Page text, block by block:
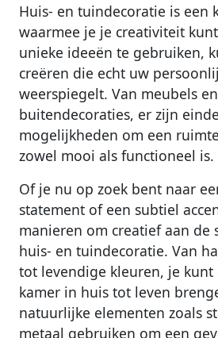
Huis- en tuindecoratie is een
waarmee je je creativiteit
unieke ideeën te gebruiken,
creëren die echt uw
weerspiegelt. Van meubels en
buitendecoraties, er zijn
mogelijkheden om een
zowel mooi als functioneel is.
Of je nu op zoek bent naar
statement of een subtiel
manieren om creatief aan de
huis- en tuindecoratie. Van
tot levendige kleuren, je kunt
kamer in huis tot leven
natuurlijke elementen zoals
metaal gebruiken om een